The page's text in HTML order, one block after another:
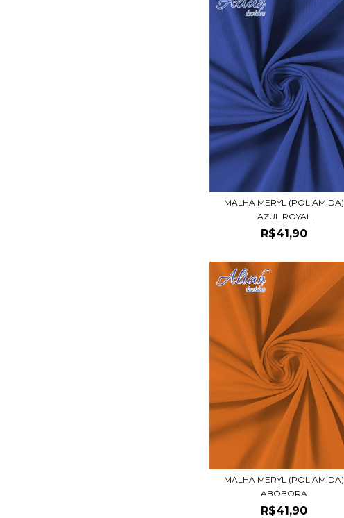
MALHA MERYL (POLIAMIDA)
AZUL ROYAL
R$41,90
MALHA MERYL (POLIAMIDA)
ABÓBORA
R$41,90